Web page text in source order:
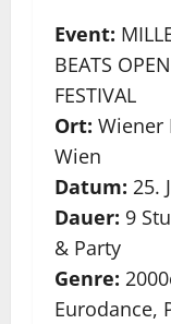
Event:
BEATS
FESTIVAL
Ort: Wiener
Wien
Datum: 25.
Dauer: 9
& Party
Genre:
Eurodance,